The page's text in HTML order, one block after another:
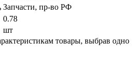
Запчасти, пр-во РФ
0.78
шт
товары, выбрав одно